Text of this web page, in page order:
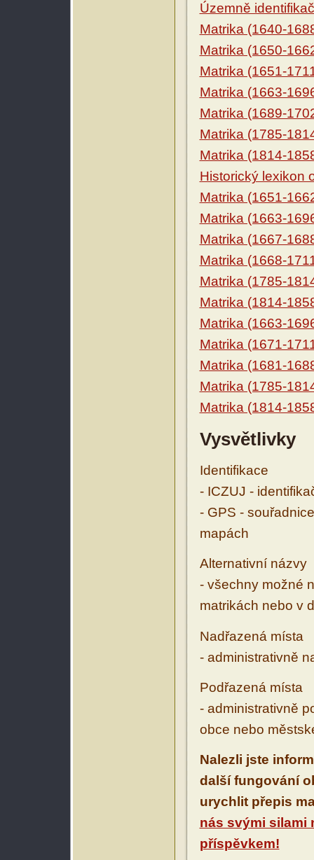
Územně
Matrika (1640-
Matrika (1650-
Matrika (1651-
Matrika (1663-
Matrika (1689-
Matrika (1785-
Matrika (1814-
Historický lexikon
Matrika (1651-
Matrika (1663-
Matrika (1667-
Matrika (1668-
Matrika (1785-
Matrika (1814-
Matrika (1663-
Matrika (1671-
Matrika (1681-
Matrika (1785-
Matrika (1814-
Vysvětlivky
Identifikace
- ICZUJ -
- GPS -
mapách
Alternativní názvy
- všechny možné
matrikách nebo v
Nadřazená místa
- administrativně
Podřazená místa
- administrativně
obce nebo
Nalezli jste
další fungování
urychlit přepis
nás svými silami
příspěvkem!